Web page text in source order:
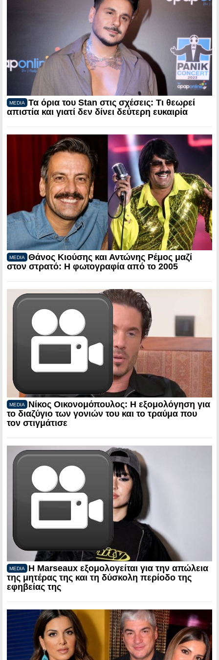
MEDIA
Τα όρια του Stan στις σχέσεις: Τι θεωρεί
απιστία και γιατί δεν δίνει δεύτερη ευκαιρία
MEDIA
Θάνος Κιούσης και Αντώνης Ρέμος μαζί
στον στρατό: Η φωτογραφία από το 2005
MEDIA
Νίκος Οικονομόπουλος: Η εξομολόγηση για
το διαζύγιο των γονιών του και το τραύμα που
τον στιγμάτισε
MEDIA
Η Marseaux εξομολογείται για την απώλεια
της μητέρας της και τη δύσκολη περίοδο της
εφηβείας της